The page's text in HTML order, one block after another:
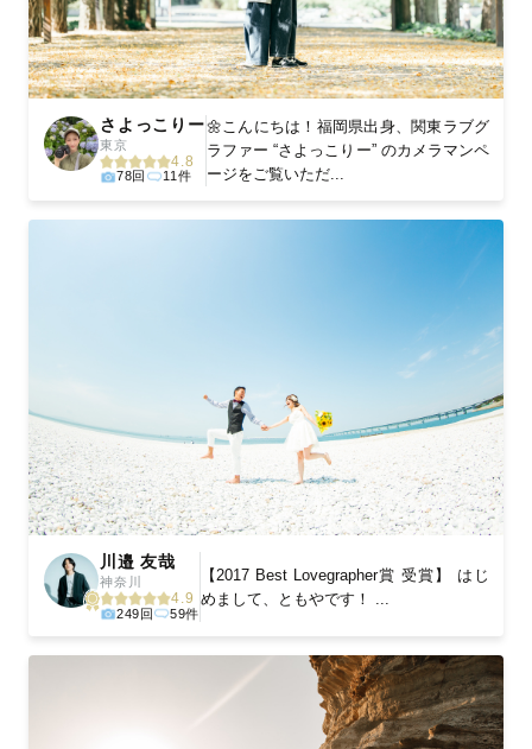
さよっこりー
東京
4.8
78回 11件
🌼こんにちは！福岡県出身、関東ラブグ
ラファー “さよっこりー” のカメラマンペ
ージをご覧いただ...
川邉 友哉
神奈川
4.9
249回 59件
【2017 Best Lovegrapher賞 受賞】 はじ
めまして、ともやです！ ...